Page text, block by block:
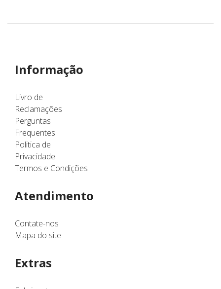
Informação
Livro de
Reclamações
Perguntas
Frequentes
Politica de
Privacidade
Termos e Condições
Atendimento
Contate-nos
Mapa do site
Extras